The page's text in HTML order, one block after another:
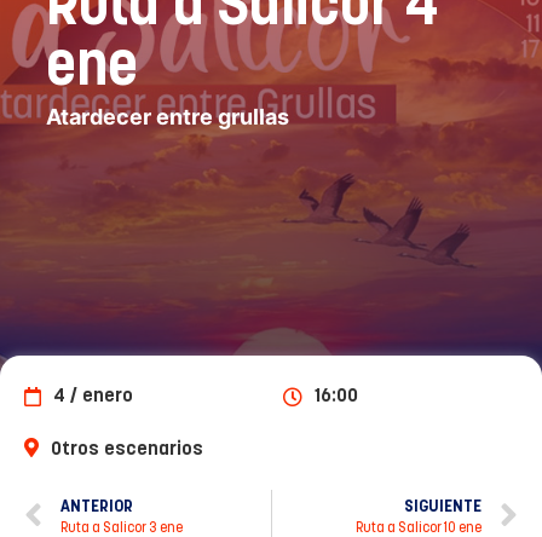
ene
Atardecer entre grullas
4 / enero 16:00
Otros escenarios
ANTERIOR
Ruta a Salicor 3 ene
SIGUIENTE
Ruta a Salicor 10 ene